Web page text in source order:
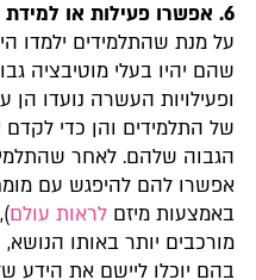
6. אפשרו פעילות או למידת העשרה
על מנת שהתלמידים ילמדו
שהם יהיו בעלי מוטיבציה
ופעילויות העשרה נועדו
של התלמידים והן כדי
הגבוה שלהם. לאחר
אפשרו להם להיפגש עם
באמצעות מיזם לראות עולם
מורכבים יותר באותו
בהם יוכלו ליישם את הידע